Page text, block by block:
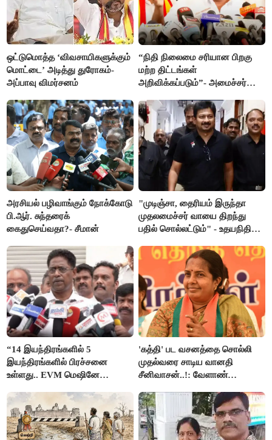
ஒட்டுமொத்த ‘விவசாயிகளுக்கும்
மொட்டை’ அடித்து துரோகம்-
அப்பாவு விமர்சனம்
“நிதி நிலைமை சரியான பிறகு
மற்ற திட்டங்கள்
அறிவிக்கப்படும்”- அமைச்சர்
அரசியல் பழிவாங்கும் நோக்கோடு
பி.ஆர். சுந்தரைக்
கைதுசெய்வதா?- சீமான்
"முடிஞ்சா, தைரியம் இருந்தா
முதலமைச்சர் வாயை திறந்து
பதில் சொல்லட்டும்" - உதயநிதி
“14 இயந்திரங்களில் 5
இயந்திரங்களில் பிரச்சனை
உள்ளது.. EVM மெஷினே
இளங்கோ
'கத்தி' பட வசனத்தை சொல்லி
முதல்வரை சாடிய வானதி
சீனிவாசன்..!: வேளாண்
எதிர்ப்பு!